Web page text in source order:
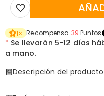
1× Recompensa 39 Puntos
* Se llevarán 5-12 días
a mano.
Descripción del producto